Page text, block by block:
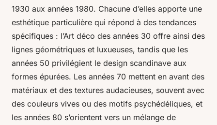
1930 aux années 1980. Chacune d’elles apporte une
esthétique particulière qui répond à des tendances
spécifiques : l’Art déco des années 30 offre ainsi des
lignes géométriques et luxueuses, tandis que les
années 50 privilégient le design scandinave aux
formes épurées. Les années 70 mettent en avant des
matériaux et des textures audacieuses, souvent avec
des couleurs vives ou des motifs psychédéliques, et
les années 80 s’orientent vers un mélange de